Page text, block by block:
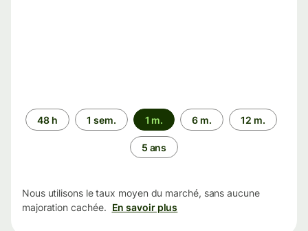
Période
48 h 1 sem. 1 m. 6 m. 12 m.
5 ans
Nous utilisons le taux moyen du marché, sans aucune
majoration cachée. En savoir plus